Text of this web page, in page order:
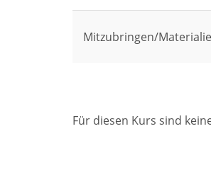
Mitzubringen/
Für diesen Kurs sind